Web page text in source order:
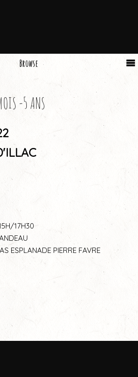
Browse
-5 ANS
17H30
ESPLANADE PIERRE FAVRE